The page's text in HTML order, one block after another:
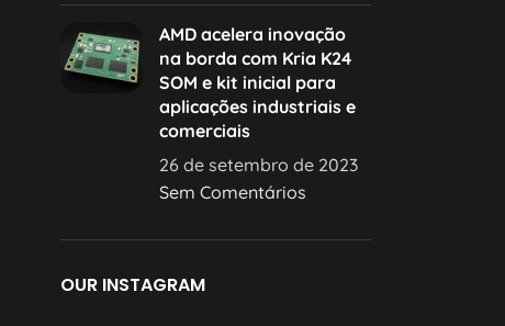
AMD acelera inovação
na borda com Kria K24
SOM e kit inicial para
aplicações industriais e
comerciais
26 de setembro de 2023
Sem Comentários
OUR INSTAGRAM